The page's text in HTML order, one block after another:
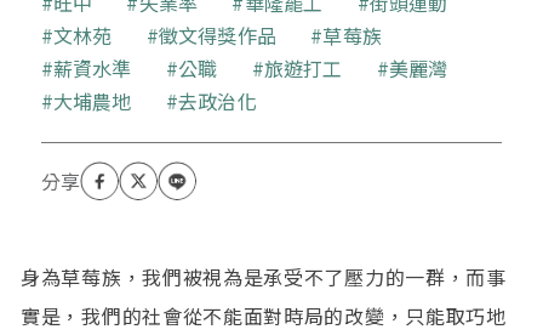
文林苑
徵文得獎作品
草莓族
薪資水準
公職 旅遊打工
美麗灣
大埔農地
去政治化
身為草莓族，我們被視為是承受不了壓力的一群，而事
實是，我們的社會從不能面對時局的改變，只能取巧地